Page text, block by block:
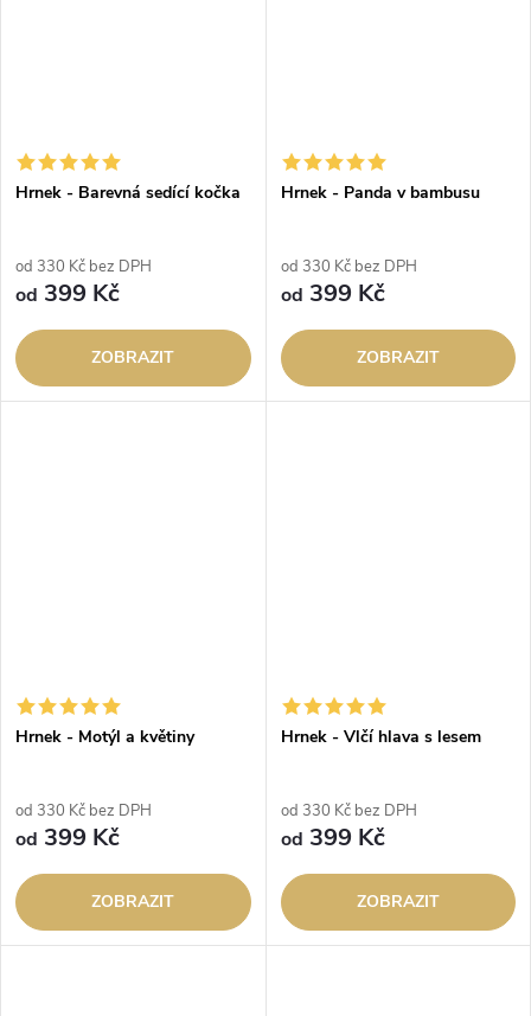
Hrnek - Barevná sedící kočka
od 330 Kč bez DPH
od 399 Kč
ZOBRAZIT
Hrnek - Panda v bambusu
od 330 Kč bez DPH
od 399 Kč
ZOBRAZIT
Hrnek - Motýl a květiny
od 330 Kč bez DPH
od 399 Kč
ZOBRAZIT
Hrnek - Vlčí hlava s lesem
od 330 Kč bez DPH
od 399 Kč
ZOBRAZIT